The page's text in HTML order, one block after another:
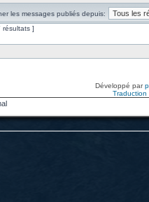
les messages publiés depuis:
résultats ]
Développé par
Traduction